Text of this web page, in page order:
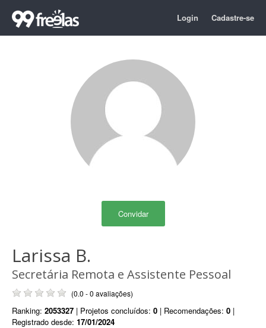
Login Cadastre-se
Convidar
Larissa B.
Secretária Remota e Assistente Pessoal
(0.0 - 0 avaliações)
Ranking: 2053327 | Projetos concluídos: 0 | Recomendações: 0 |
Registrado desde: 17/01/2024